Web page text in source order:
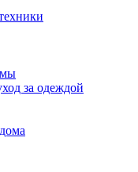
за одеждой